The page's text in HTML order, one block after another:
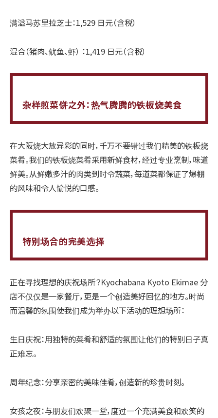
满溢马苏里拉芝士：1,529 日元（含税）
混合（猪肉、鱿鱼、虾） ：1,419 日元（含税）
杂样煎菜饼之外：热气腾腾的铁板烧美食
在大阪烧大放异彩的同时，千万不要错过我们精美的铁板烧
菜肴。我们的铁板烧菜肴采用新鲜食材，经过专业烹制，味道
鲜美。从鲜嫩多汁的肉类到时令蔬菜，每道菜都保证了爆棚
的风味和令人愉悦的口感。
特别场合的完美选择
正在寻找理想的庆祝场所？Kyochabana Kyoto Ekimae 分
店不仅仅是一家餐厅，更是一个创造美好回忆的地方。时尚
而温馨的氛围使我们成为举办以下活动的理想场所：
生日庆祝：用独特的菜肴和舒适的氛围让他们的特别日子真
正难忘。
周年纪念：分享亲密的美味佳肴，创造新的珍贵时刻。
女孩之夜：与朋友们欢聚一堂，度过一个充满美食和欢笑的